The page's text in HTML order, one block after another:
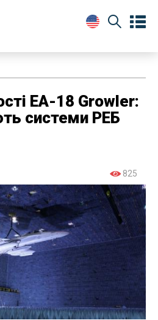
EA-18 Growler:
системи РЕБ
825